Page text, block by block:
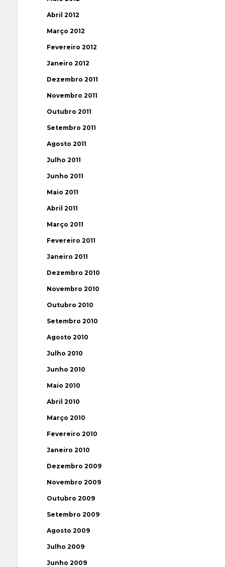
Abril 2012
Março 2012
Fevereiro 2012
Janeiro 2012
Dezembro 2011
Novembro 2011
Outubro 2011
Setembro 2011
Agosto 2011
Julho 2011
Junho 2011
Maio 2011
Abril 2011
Março 2011
Fevereiro 2011
Janeiro 2011
Dezembro 2010
Novembro 2010
Outubro 2010
Setembro 2010
Agosto 2010
Julho 2010
Junho 2010
Maio 2010
Abril 2010
Março 2010
Fevereiro 2010
Janeiro 2010
Dezembro 2009
Novembro 2009
Outubro 2009
Setembro 2009
Agosto 2009
Julho 2009
Junho 2009